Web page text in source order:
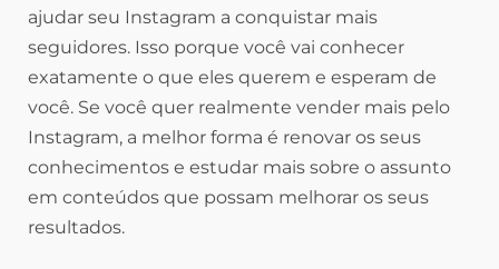
ajudar seu Instagram a conquistar mais
seguidores. Isso porque você vai conhecer
exatamente o que eles querem e esperam de
você. Se você quer realmente vender mais pelo
Instagram, a melhor forma é renovar os seus
conhecimentos e estudar mais sobre o assunto
em conteúdos que possam melhorar os seus
resultados.